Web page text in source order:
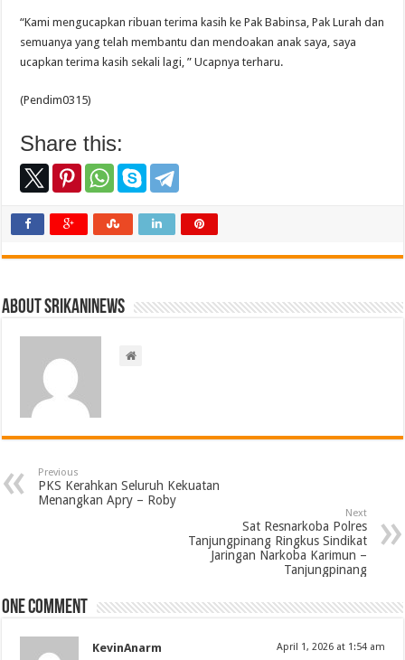
“Kami mengucapkan ribuan terima kasih ke Pak Babinsa, Pak Lurah dan
semuanya yang telah membantu dan mendoakan anak saya, saya
ucapkan terima kasih sekali lagi, ” Ucapnya terharu.
(Pendim0315)
Share this:
About srikaninews
Previous
PKS Kerahkan Seluruh Kekuatan
Menangkan Apry – Roby
Next
Sat Resnarkoba Polres
Tanjungpinang Ringkus Sindikat
Jaringan Narkoba Karimun –
Tanjungpinang
One comment
KevinAnarm April 1, 2026 at 1:54 am